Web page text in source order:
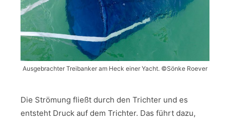
Ausgebrachter Treibanker am Heck einer Yacht. ©Sönke Roever
Die Strömung fließt durch den Trichter und es
entsteht Druck auf dem Trichter. Das führt dazu,